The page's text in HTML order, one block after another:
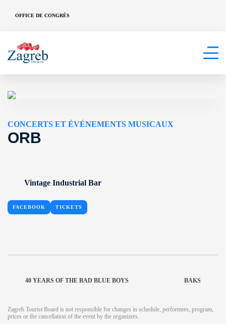
OFFICE DE CONGRÈS
CONCERTS ET ÉVÉNEMENTS MUSICAUX
ORB
Vintage Industrial Bar
FACEBOOK TICKETS
40 YEARS OF THE BAD BLUE BOYS BAKS
Zagreb Tourist Board is not responsible for changes in schedule, performers, program,
prices or the cancellation of the event by the organizers.